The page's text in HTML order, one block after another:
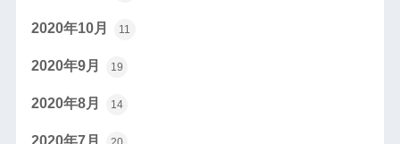
2020年10月 11
2020年9月 19
2020年8月 14
2020年7月